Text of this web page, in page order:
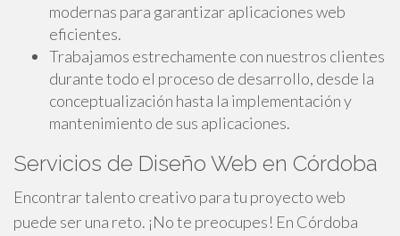
modernas para garantizar aplicaciones web
eficientes.
Trabajamos estrechamente con nuestros clientes
durante todo el proceso de desarrollo, desde la
conceptualización hasta la implementación y
mantenimiento de sus aplicaciones.
Servicios de Diseño Web en Córdoba
Encontrar talento creativo para tu proyecto web
puede ser una reto. ¡No te preocupes! En Córdoba